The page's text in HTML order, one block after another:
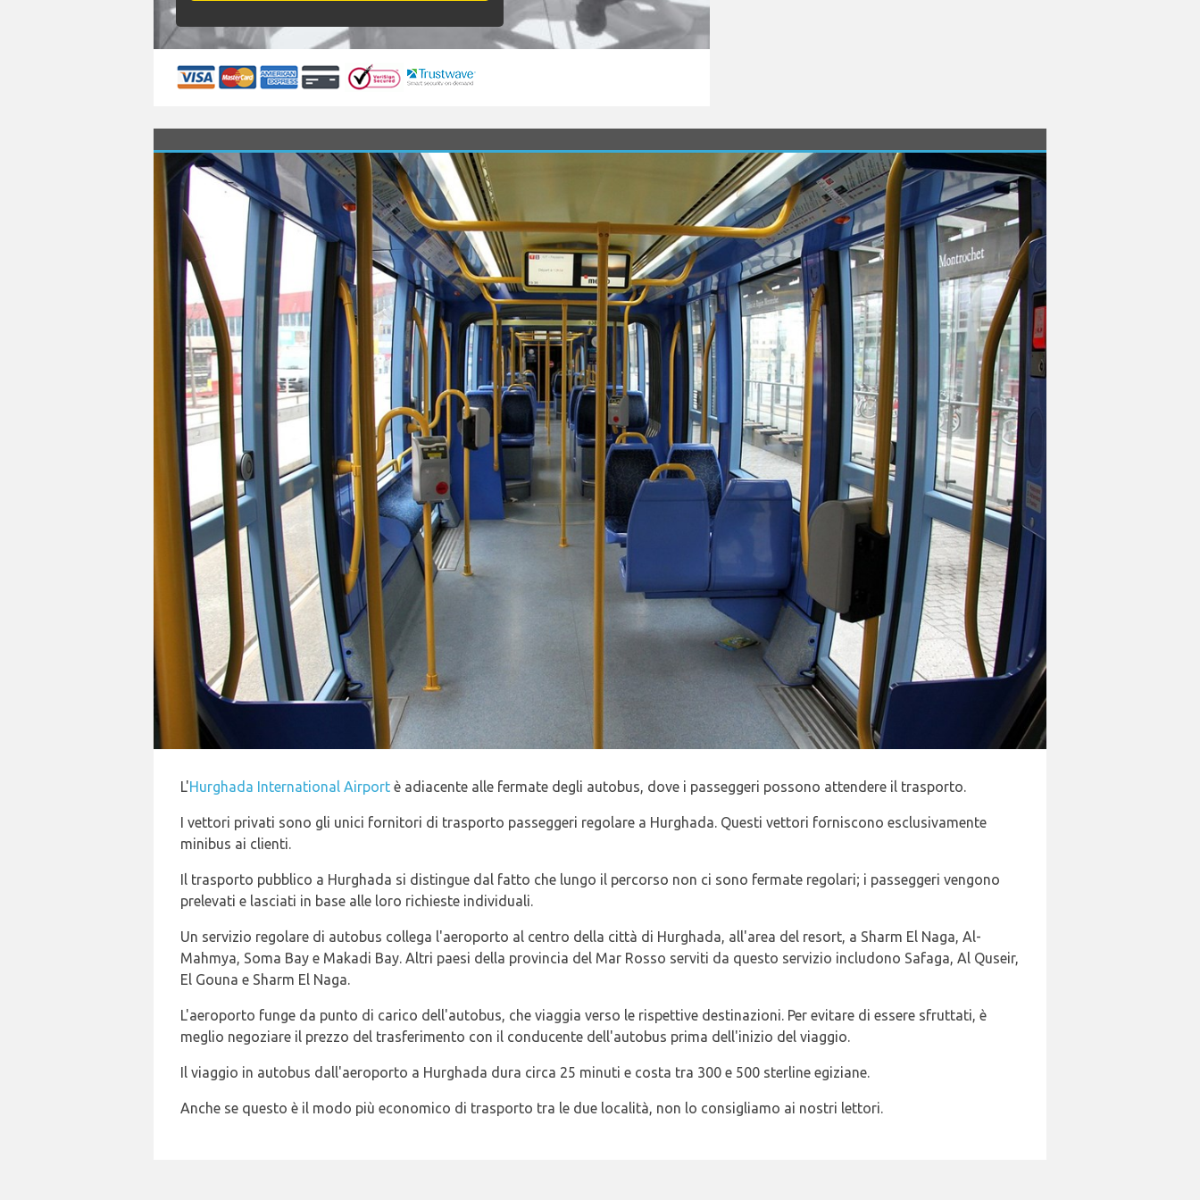
L'Hurghada International Airport è adiacente alle fermate degli autobus, dove i passeggeri possono attendere il trasporto.
I vettori privati sono gli unici fornitori di trasporto passeggeri regolare a Hurghada. Questi vettori forniscono esclusivamente
minibus ai clienti.
Il trasporto pubblico a Hurghada si distingue dal fatto che lungo il percorso non ci sono fermate regolari; i passeggeri vengono
prelevati e lasciati in base alle loro richieste individuali.
Un servizio regolare di autobus collega l'aeroporto al centro della città di Hurghada, all'area del resort, a Sharm El Naga, Al-
Mahmya, Soma Bay e Makadi Bay. Altri paesi della provincia del Mar Rosso serviti da questo servizio includono Safaga, Al Quseir,
El Gouna e Sharm El Naga.
L'aeroporto funge da punto di carico dell'autobus, che viaggia verso le rispettive destinazioni. Per evitare di essere sfruttati, è
meglio negoziare il prezzo del trasferimento con il conducente dell'autobus prima dell'inizio del viaggio.
Il viaggio in autobus dall'aeroporto a Hurghada dura circa 25 minuti e costa tra 300 e 500 sterline egiziane.
Anche se questo è il modo più economico di trasporto tra le due località, non lo consigliamo ai nostri lettori.